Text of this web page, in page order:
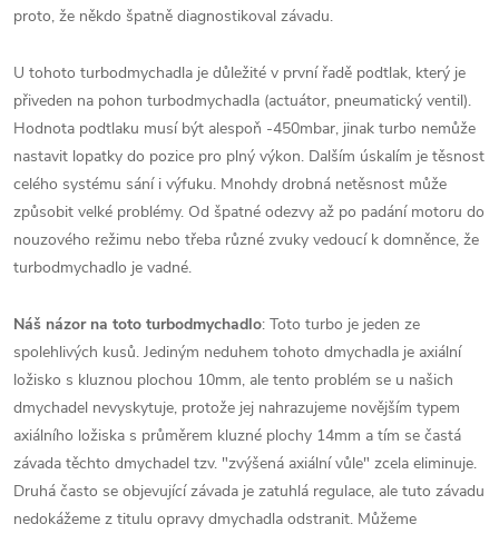
proto, že někdo špatně diagnostikoval závadu.
U tohoto turbodmychadla je důležité v první řadě podtlak, který je
přiveden na pohon turbodmychadla (actuátor, pneumatický ventil).
Hodnota podtlaku musí být alespoň -450mbar, jinak turbo nemůže
nastavit lopatky do pozice pro plný výkon. Dalším úskalím je těsnost
celého systému sání i výfuku. Mnohdy drobná netěsnost může
způsobit velké problémy. Od špatné odezvy až po padání motoru do
nouzového režimu nebo třeba různé zvuky vedoucí k domněnce, že
turbodmychadlo je vadné.
Náš názor na toto turbodmychadlo: Toto turbo je jeden ze
spolehlivých kusů. Jediným neduhem tohoto dmychadla je axiální
ložisko s kluznou plochou 10mm, ale tento problém se u našich
dmychadel nevyskytuje, protože jej nahrazujeme novějším typem
axiálního ložiska s průměrem kluzné plochy 14mm a tím se častá
závada těchto dmychadel tzv. "zvýšená axiální vůle" zcela eliminuje.
Druhá často se objevující závada je zatuhlá regulace, ale tuto závadu
nedokážeme z titulu opravy dmychadla odstranit. Můžeme